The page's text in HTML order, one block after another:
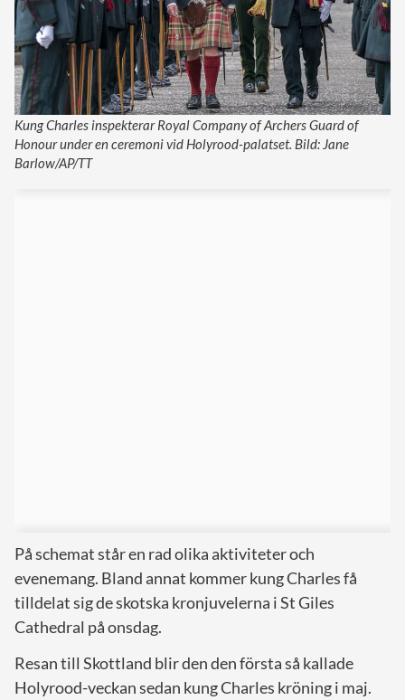
Kung Charles inspekterar Royal Company of Archers Guard of
Honour under en ceremoni vid Holyrood-palatset. Bild: Jane
Barlow/AP/TT
På schemat står en rad olika aktiviteter och
evenemang. Bland annat kommer kung Charles få
tilldelat sig de skotska kronjuvelerna i St Giles
Cathedral på onsdag.
Resan till Skottland blir den den första så kallade
Holyrood-veckan sedan kung Charles kröning i maj.